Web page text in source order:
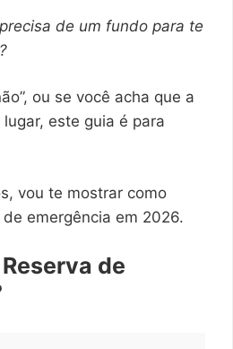
de um fundo para te
ou se você acha que a
este guia é para
vou te mostrar como
emergência em 2026.
de